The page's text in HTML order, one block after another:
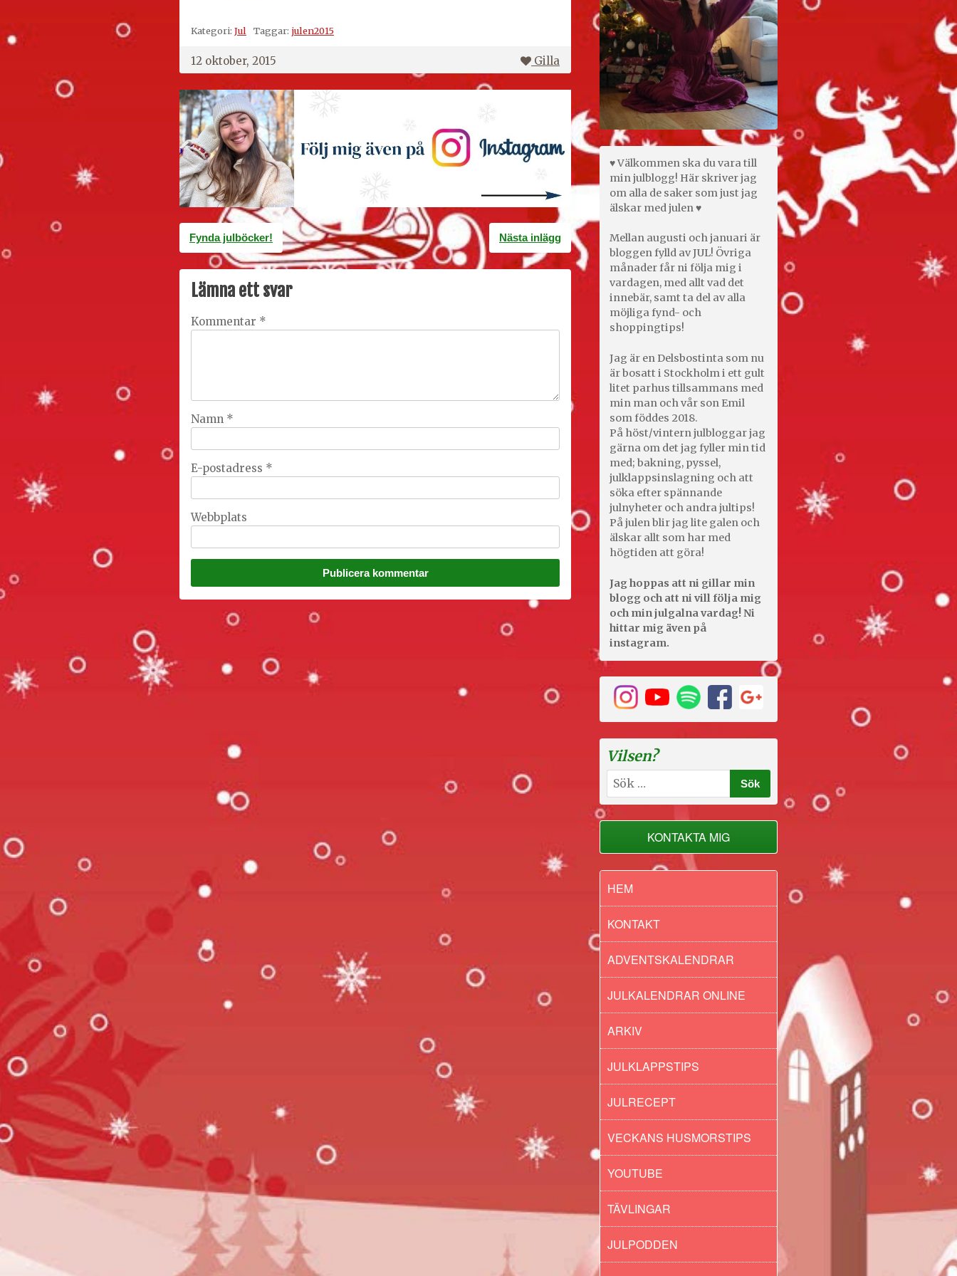
Kategori: Jul Taggar: julen2015
12 oktober, 2015 Gilla
Inläggsnavigering
Fynda julböcker! Nästa inlägg
Lämna ett svar
Kommentar *
Namn *
E-postadress *
Webbplats
♥ Välkommen ska du vara till
min julblogg! Här skriver jag
om alla de saker som just jag
älskar med julen ♥
Mellan augusti och januari är
bloggen fylld av JUL! Övriga
månader får ni följa mig i
vardagen, med allt vad det
innebär, samt ta del av alla
möjliga fynd- och
shoppingtips!
Jag är en Delsbostinta som nu
är bosatt i Stockholm i ett gult
litet parhus tillsammans med
min man och vår son Emil
som föddes 2018.
På höst/vintern julbloggar jag
gärna om det jag fyller min tid
med; bakning, pyssel,
julklappsinslagning och att
söka efter spännande
julnyheter och andra jultips!
På julen blir jag lite galen och
älskar allt som har med
högtiden att göra!
Jag hoppas att ni gillar min
blogg och att ni vill följa mig
och min julgalna vardag! Ni
hittar mig även på
instagram.
Vilsen?
Sök
efter:
KONTAKTA MIG
HEM
KONTAKT
ADVENTSKALENDRAR
JULKALENDRAR ONLINE
ARKIV
JULKLAPPSTIPS
JULRECEPT
VECKANS HUSMORSTIPS
YOUTUBE
TÄVLINGAR
JULPODDEN